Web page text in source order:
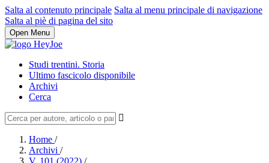
Salta al contenuto principale Salta al menu principale di navigazione
Salta al piè di pagina del sito
Open Menu
Studi trentini. Storia
Ultimo fascicolo disponibile
Archivi
Cerca
Home /
Archivi /
V. 101 (2022) /